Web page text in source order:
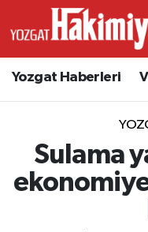
Yozgat Haberleri
Sulama